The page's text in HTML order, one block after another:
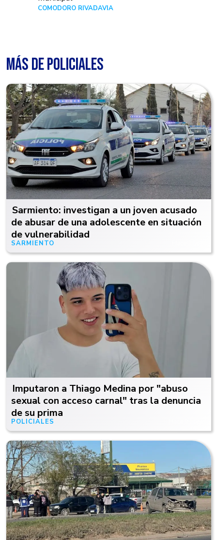
COMODORO RIVADAVIA
MÁS DE POLICIALES
Sarmiento: investigan a un joven acusado
de abusar de una adolescente en situación
de vulnerabilidad
SARMIENTO
Imputaron a Thiago Medina por "abuso
sexual con acceso carnal" tras la denuncia
de su prima
POLICIALES